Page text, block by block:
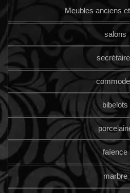
Meubles anciens
salons
bibelots
faïence
marbre